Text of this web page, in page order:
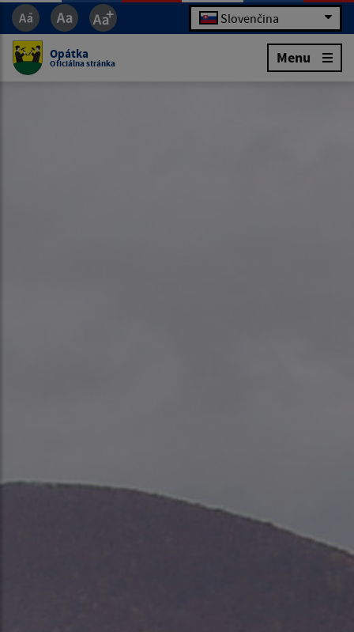
Slovenčina
Opátka
Oficiálna stránka Menu